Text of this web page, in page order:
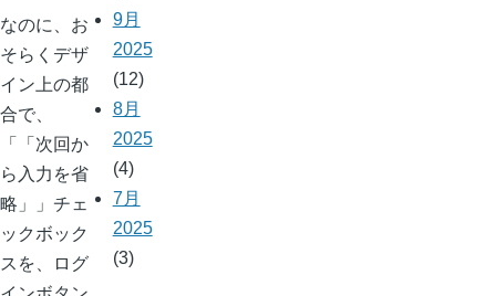
なのに、お
そらくデザ
イン上の都
合で、
「
次回か
ら入力を省
略
」チェ
ックボック
スを、ログ
9月
2025
(12)
8月
2025
(4)
7月
2025
(3)